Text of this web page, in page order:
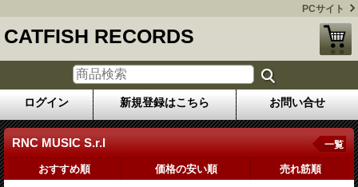
PCサイト
CATFISH RECORDS
ログイン 新規登録はこちら お問い合せ
RNC MUSIC S.r.l 一覧
おすすめ順 価格の安い順 売れ筋順